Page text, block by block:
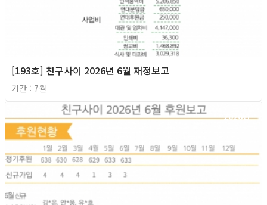
[193호] 친구사이 2026년 6월 재정보고
기간 : 7월
2026년